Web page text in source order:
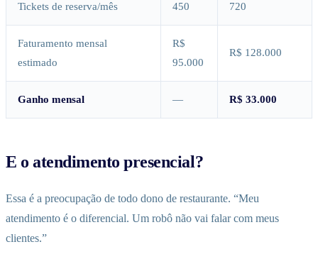
Tickets de reserva/mês 450 720
Faturamento mensal
estimado
R$
95.000
R$ 128.000
Ganho mensal — R$ 33.000
E o atendimento presencial?
Essa é a preocupação de todo dono de restaurante. “Meu
atendimento é o diferencial. Um robô não vai falar com meus
clientes.”